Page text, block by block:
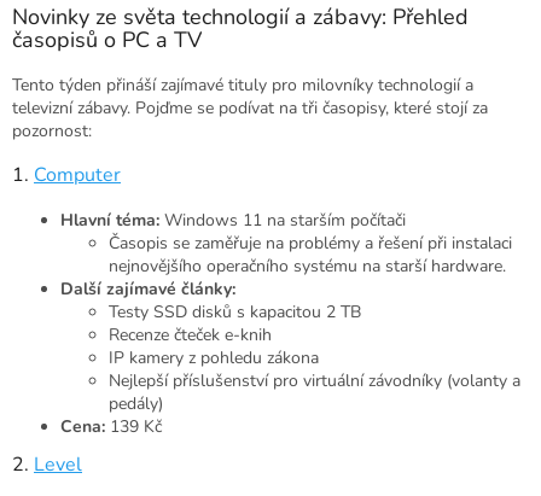
Novinky ze světa technologií a zábavy: Přehled
časopisů o PC a TV
Tento týden přináší zajímavé tituly pro milovníky technologií a
televizní zábavy. Pojďme se podívat na tři časopisy, které stojí za
pozornost:
1. Computer
Hlavní téma: Windows 11 na starším počítači
Časopis se zaměřuje na problémy a řešení při instalaci
nejnovějšího operačního systému na starší hardware.
Další zajímavé články:
Testy SSD disků s kapacitou 2 TB
Recenze čteček e-knih
IP kamery z pohledu zákona
Nejlepší příslušenství pro virtuální závodníky (volanty a
pedály)
Cena: 139 Kč
2. Level